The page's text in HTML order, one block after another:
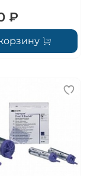
₽